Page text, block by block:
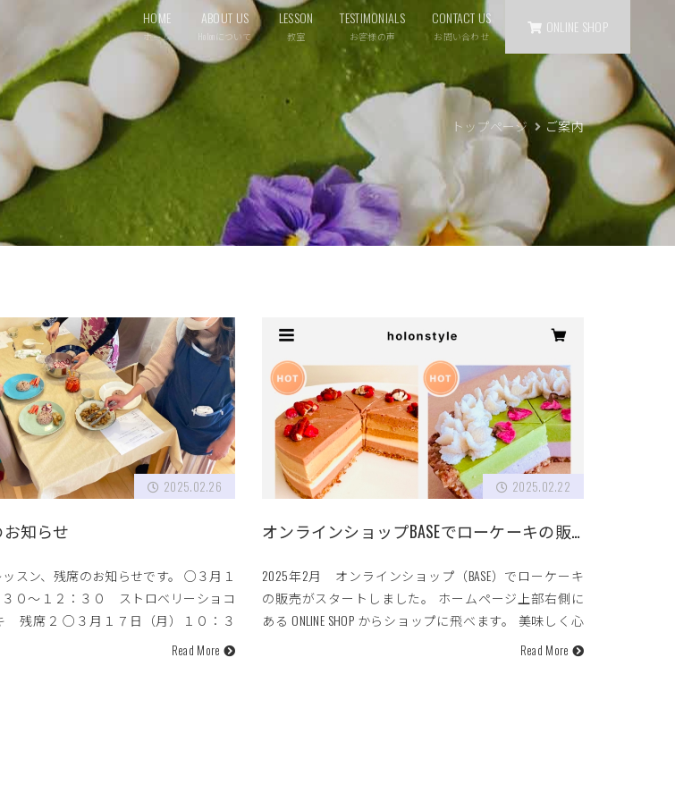
HOME
ホーム
ABOUT US
Holonについて
LESSON
教室
TESTIMONIALS
お客様の声
CONTACT US
お問い合わせ
ONLINE SHOP
トップページ ご案内
2025.02.26
お知らせ
スン、残席のお知らせです。 ○３月１
０〜１２：３０ ストロベリーショコ
残席２ ○３月１７日（月）１０：３
Read More
2025.02.22
オンラインショップBASEでローケーキの販売スタート
2025年2月 オンラインショップ（BASE）でローケーキ
の販売がスタートしました。 ホームページ上部右側に
ある ONLINE SHOP からショップに飛べます。 美味しく心
Read More